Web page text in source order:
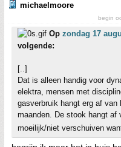
michaelmoore
begin
Op zondag 17
volgende:
[..]
Dat is alleen handig voor
elektra, mensen met
gasverbruik hangt erg af van
maanden. De stook hangt af
moeilijk/niet verschuiven